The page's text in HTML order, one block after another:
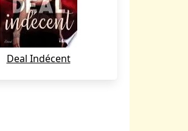
Deal Indécent